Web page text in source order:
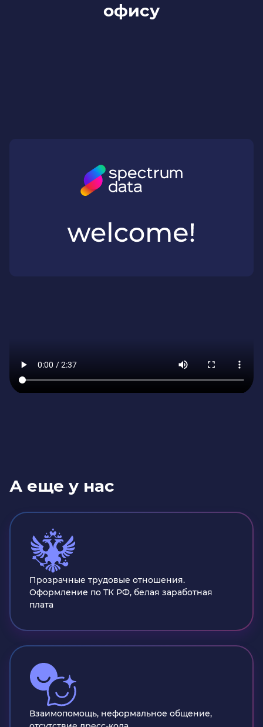
офису
А еще у нас
Прозрачные трудовые отношения.
Оформление по ТК РФ, белая заработная
плата
Взаимопомощь, неформальное общение,